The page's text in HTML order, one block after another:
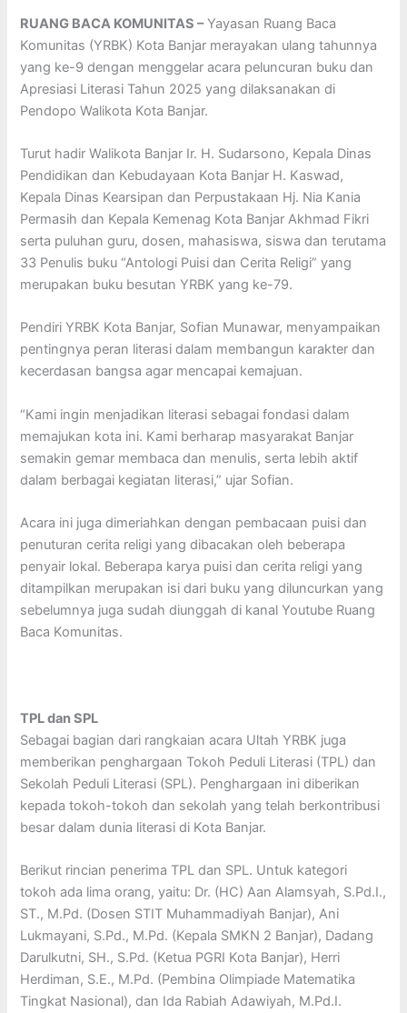
RUANG BACA KOMUNITAS –Yayasan Ruang Baca
Komunitas (YRBK) Kota Banjar merayakan ulang tahunnya
yang ke-9 dengan menggelar acara peluncuran buku dan
Apresiasi Literasi Tahun 2025 yang dilaksanakan di
Pendopo Walikota Kota Banjar.
Turut hadir Walikota Banjar Ir. H. Sudarsono, Kepala Dinas
Pendidikan dan Kebudayaan Kota Banjar H. Kaswad,
Kepala Dinas Kearsipan dan Perpustakaan Hj. Nia Kania
Permasih dan Kepala Kemenag Kota Banjar Akhmad Fikri
serta puluhan guru, dosen, mahasiswa, siswa dan terutama
33 Penulis buku “Antologi Puisi dan Cerita Religi” yang
merupakan buku besutan YRBK yang ke-79.
Pendiri YRBK Kota Banjar, Sofian Munawar, menyampaikan
pentingnya peran literasi dalam membangun karakter dan
kecerdasan bangsa agar mencapai kemajuan.
“Kami ingin menjadikan literasi sebagai fondasi dalam
memajukan kota ini. Kami berharap masyarakat Banjar
semakin gemar membaca dan menulis, serta lebih aktif
dalam berbagai kegiatan literasi,” ujar Sofian.
Acara ini juga dimeriahkan dengan pembacaan puisi dan
penuturan cerita religi yang dibacakan oleh beberapa
penyair lokal. Beberapa karya puisi dan cerita religi yang
ditampilkan merupakan isi dari buku yang diluncurkan yang
sebelumnya juga sudah diunggah di kanal Youtube Ruang
Baca Komunitas.
TPL dan SPL
Sebagai bagian dari rangkaian acara Ultah YRBK juga
memberikan penghargaan Tokoh Peduli Literasi (TPL) dan
Sekolah Peduli Literasi (SPL). Penghargaan ini diberikan
kepada tokoh-tokoh dan sekolah yang telah berkontribusi
besar dalam dunia literasi di Kota Banjar.
Berikut rincian penerima TPL dan SPL. Untuk kategori
tokoh ada lima orang, yaitu: Dr. (HC) Aan Alamsyah, S.Pd.I.,
ST., M.Pd. (Dosen STIT Muhammadiyah Banjar), Ani
Lukmayani, S.Pd., M.Pd. (Kepala SMKN 2 Banjar), Dadang
Darulkutni, SH., S.Pd. (Ketua PGRI Kota Banjar), Herri
Herdiman, S.E., M.Pd. (Pembina Olimpiade Matematika
Tingkat Nasional), dan Ida Rabiah Adawiyah, M.Pd.I.